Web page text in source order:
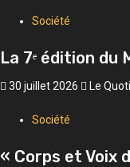
Société
La 7ᵉ édition du
30 juillet 2026 Le
Société
« Corps et Voix